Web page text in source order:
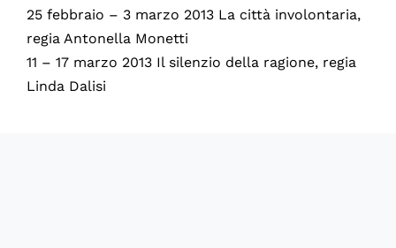
25 febbraio – 3 marzo 2013 La città involontaria,
regia Antonella Monetti
11 – 17 marzo 2013 Il silenzio della ragione, regia
Linda Dalisi